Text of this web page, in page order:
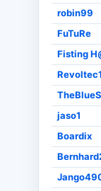
robin99
FuTuRe
Fisting
jaso1
Boardix